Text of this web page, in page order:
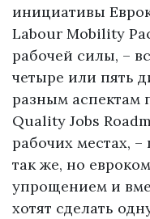
инициативы
Labour Mobility
рабочей силы, –
четыре или пять
разным аспектам
Quality Jobs
рабочих местах, –
так же, но
упрощением и
хотят сделать